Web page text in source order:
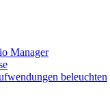
Manager
beleuchten